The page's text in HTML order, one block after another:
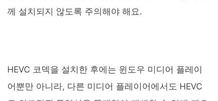
께 설치되지 않도록 주의해야 해요.
HEVC 코덱을 설치한 후에는 윈도우 미디어 플레이
어뿐만 아니라, 다른 미디어 플레이어에서도 HEVC